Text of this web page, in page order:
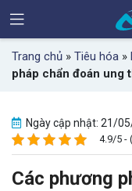
Trang chủ » Tiêu hóa »
pháp chẩn đoán ung
Ngày cập nhật: 21/
4.9/5 -
Các phương